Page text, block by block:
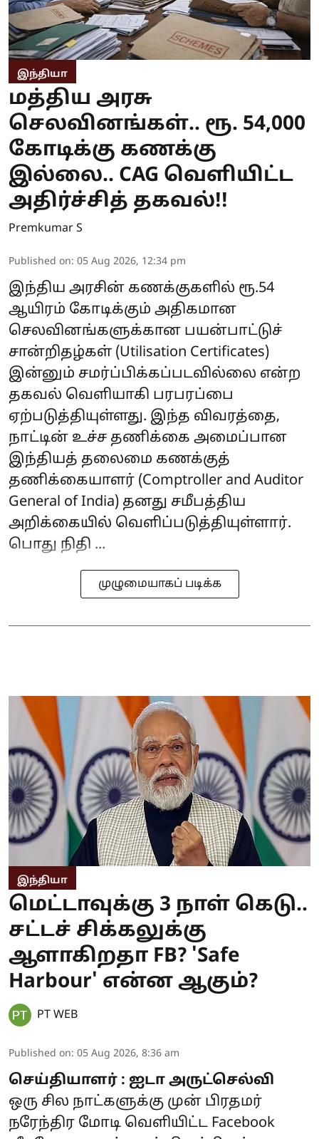
இந்தியா
மத்திய அரசு
செலவினங்கள்.. ரூ. 54,000
கோடிக்கு கணக்கு
இல்லை.. CAG வெளியிட்ட
அதிர்ச்சித் தகவல்!!
Premkumar S
Published on: 05 Aug 2026, 12:34 pm
இந்திய அரசின் கணக்குகளில் ரூ.54
ஆயிரம் கோடிக்கும் அதிகமான
செலவினங்களுக்கான பயன்பாட்டுச்
சான்றிதழ்கள் (Utilisation Certificates)
இன்னும் சமர்ப்பிக்கப்படவில்லை என்ற
தகவல் வெளியாகி பரபரப்பை
ஏற்படுத்தியுள்ளது. இந்த விவரத்தை,
நாட்டின் உச்ச தணிக்கை அமைப்பான
இந்தியத் தலைமை கணக்குத்
தணிக்கையாளர் (Comptroller and Auditor
General of India) தனது சமீபத்திய
அறிக்கையில் வெளிப்படுத்தியுள்ளார்.
பொது நிதி ...
முழுமையாகப் படிக்க
இந்தியா
மெட்டாவுக்கு 3 நாள் கெடு..
சட்டச் சிக்கலுக்கு
ஆளாகிறதா FB? 'Safe
Harbour' என்ன ஆகும்?
PT WEB
Published on: 05 Aug 2026, 8:36 am
செய்தியாளர் : ஐடா அருட்செல்வி
ஒரு சில நாட்களுக்கு முன் பிரதமர்
நரேந்திர மோடி வெளியிட்ட Facebook